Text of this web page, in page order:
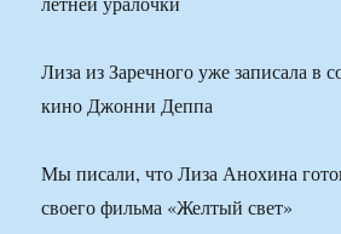
Лиза из Заречного уже записала в
кино Джонни Деппа
Мы писали, что Лиза Анохина
своего фильма «Желтый свет»